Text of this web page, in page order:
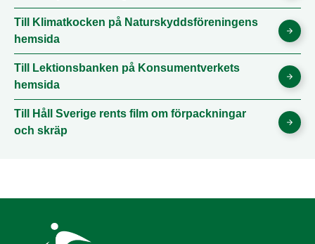
Till Klimatkocken på Naturskyddsföreningens
hemsida
Till Lektionsbanken på Konsumentverkets
hemsida
Till Håll Sverige rents film om förpackningar
och skräp